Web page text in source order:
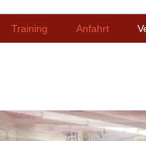
Training Anfahrt